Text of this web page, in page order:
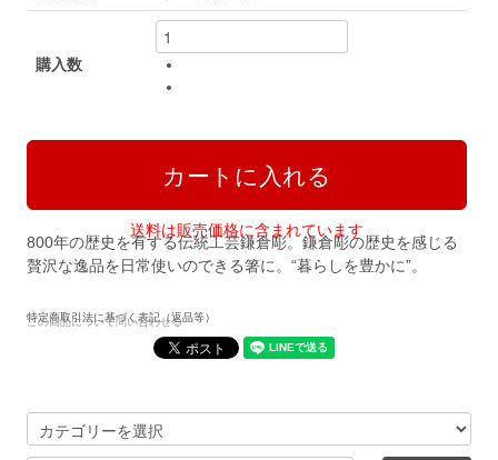
購入数
送料は販売価格に含まれています
800年の歴史を有する伝統工芸鎌倉彫。鎌倉彫の歴史を感じる
贅沢な逸品を日常使いのできる箸に。“暮らしを豊かに”。
特定商取引法に基づく表記（返品等）
この商品について問い合わせる